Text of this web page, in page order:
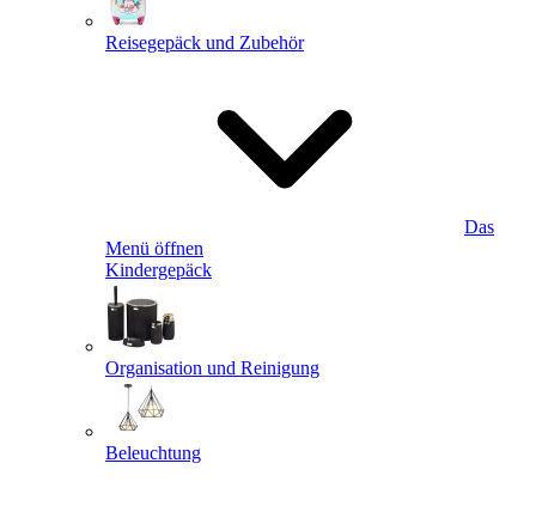
Reisegepäck und Zubehör
Das
Menü öffnen
Kindergepäck
Organisation und Reinigung
Beleuchtung